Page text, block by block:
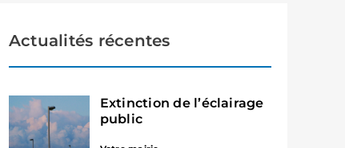
Actualités récentes
Extinction de l’éclairage
public